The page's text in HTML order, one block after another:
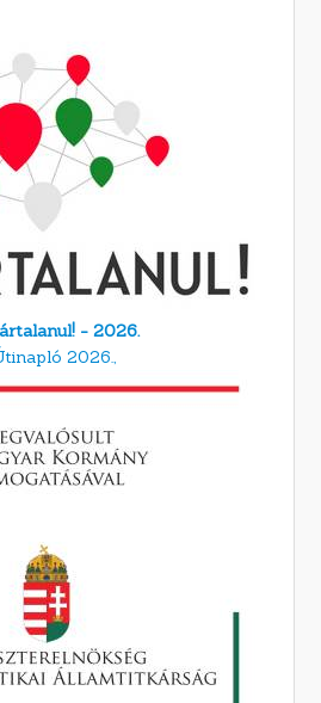
- 2026.
2026.,